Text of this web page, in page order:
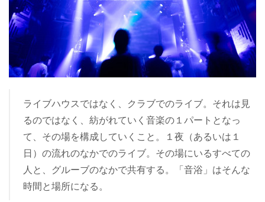
ライブハウスではなく、クラブでのライブ。それは見
るのではなく、紡がれていく音楽の１パートとなっ
て、その場を構成していくこと。１夜（あるいは１
日）の流れのなかでのライブ。その場にいるすべての
人と、グルーブのなかで共有する。「音浴」はそんな
時間と場所になる。